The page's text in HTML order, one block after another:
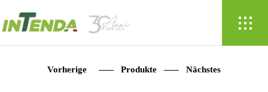
Vorherige Produkte Nächstes